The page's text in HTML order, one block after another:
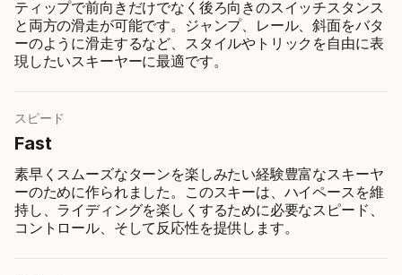
ティップで前向きだけでなく後ろ向きのスイッチスタンス
と両方の滑走が可能です。ジャンプ、レール、斜面をバタ
ーのように滑走するなど、スタイルやトリックを自由に表
現したいスキーヤーに最適です。
スピード
Fast
素早くスムーズなターンを楽しみたい経験豊富なスキーヤ
ーのために作られました。このスキーは、ハイペースを維
持し、ライディングを楽しくするために必要なスピード、
コントロール、そして反応性を提供します。